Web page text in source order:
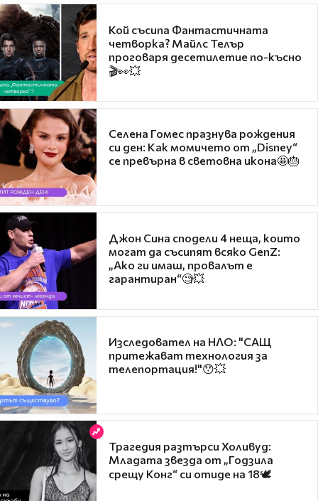
Кой съсипа Фантастичната
четворка? Майлс Телър
проговаря десетилетие по-късно
🎬👀💥
Селена Гомес празнува рождения
си ден: Как момичето от „Disney“
се превърна в световна икона🤩🎂
Джон Сина сподели 4 неща, които
могат да съсипят всяко GenZ:
„Ако ги имаш, провалът е
гарантиран“🧐💥
Изследовател на НЛО: "САЩ
притежават технология за
телепортация!"😯💥
Трагедия разтърси Холивуд:
Младата звезда от „Годзила
срещу Конг“ си отиде на 18🕊️